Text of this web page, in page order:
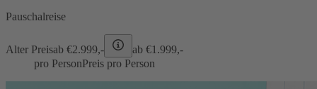
Pauschalreise
Alter Preisab €2.999,- ab €1.999,-
pro PersonPreis pro Person